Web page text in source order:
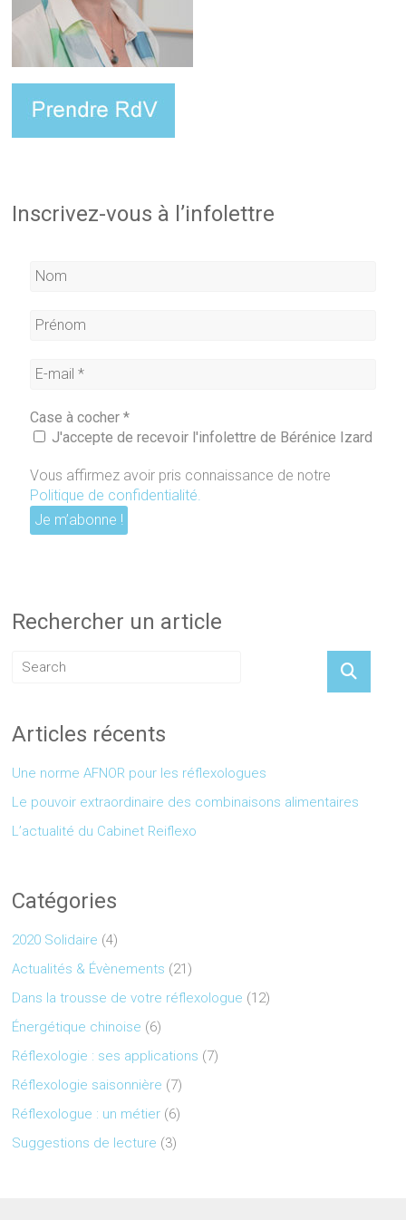
Inscrivez-vous à l’infolettre
Case à cocher*
J'accepte de recevoir l'infolettre de Bérénice Izard
Vous affirmez avoir pris connaissance de notre
Politique de confidentialité.
Rechercher un article
Articles récents
Une norme AFNOR pour les réflexologues
Le pouvoir extraordinaire des combinaisons alimentaires
L’actualité du Cabinet Reiflexo
Catégories
2020 Solidaire (4)
Actualités & Évènements (21)
Dans la trousse de votre réflexologue (12)
Énergétique chinoise (6)
Réflexologie : ses applications (7)
Réflexologie saisonnière (7)
Réflexologue : un métier (6)
Suggestions de lecture (3)